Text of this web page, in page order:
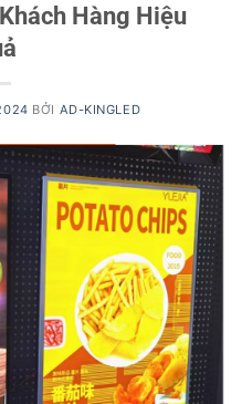
Hàng Hiệu
BỞI AD-KINGLED